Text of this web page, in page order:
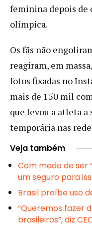
feminina depois de
olímpica.
Os fãs não
reagiram, em
fotos fixadas no
mais de 150 mil
que levou a atleta a
temporária nas
Veja também
Com medo de ser
um seguro para
Brasil proíbe uso
“Queremos fazer
brasileiros”, diz